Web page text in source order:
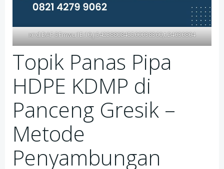
xr:d:DAF-5Fmwu1E:10,j:5423880845500038360,t:24030804
Topik Panas Pipa
HDPE KDMP di
Panceng Gresik –
Metode
Penyambungan